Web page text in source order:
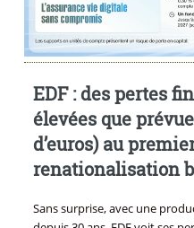
EDF : des pertes
élevées que
d’euros) au
renationalisation
Sans surprise, avec une